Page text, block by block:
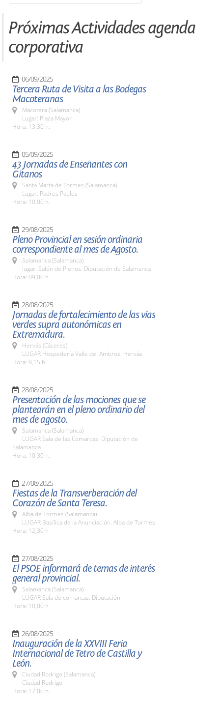
Próximas Actividades agenda
corporativa
06/09/2025
Tercera Ruta de Visita a las Bodegas
Macoteranas
Macotera (Salamanca)
Lugar: Plaza Mayor
Hora: 13:30 h.
05/09/2025
43 Jornadas de Enseñantes con
Gitanos
Santa Marta de Tormes (Salamanca)
Lugar: Padres Paules
Hora: 10:00 h.
29/08/2025
Pleno Provincial en sesión ordinaria
correspondiente al mes de Agosto.
Salamanca (Salamanca)
lugar. Salón de Plenos. Diputación de Salamanca
Hora: 09,00 h.
28/08/2025
Jornadas de fortalecimiento de las vías
verdes supra autonómicas en
Extremadura.
Hervás (Cáceres)
LUGAR Hospedería Valle del Ambroz. Hervás
Hora: 9,15 h.
28/08/2025
Presentación de las mociones que se
plantearán en el pleno ordinario del
mes de agosto.
Salamanca (Salamanca)
LUGAR Sala de las Comarcas. Diputación de
Salamanca
Hora: 10.30 h.
27/08/2025
Fiestas de la Transverberación del
Corazón de Santa Teresa.
Alba de Tormes (Salamanca)
LUGAR Basílica de la Anunciación. Alba de Tormes
Hora: 12,30 h
27/08/2025
El PSOE informará de temas de interés
general provincial.
Salamanca (Salamanca)
LUGAR Sala de comarcas. Diputación
Hora: 10,00 h
26/08/2025
Inauguración de la XXVIII Feria
Internacional de Tetro de Castilla y
León.
Ciudad Rodrigo (Salamanca)
Ciudad Rodrigo
Hora: 17:00 h.